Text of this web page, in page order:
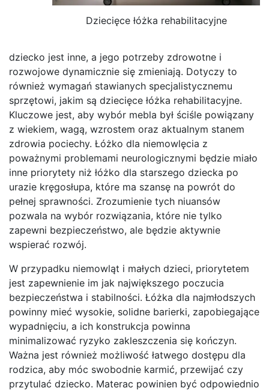
Dziecięce łóżka rehabilitacyjne
dziecko jest inne, a jego potrzeby zdrowotne i
rozwojowe dynamicznie się zmieniają. Dotyczy to
również wymagań stawianych specjalistycznemu
sprzętowi, jakim są dziecięce łóżka rehabilitacyjne.
Kluczowe jest, aby wybór mebla był ściśle powiązany
z wiekiem, wagą, wzrostem oraz aktualnym stanem
zdrowia pociechy. Łóżko dla niemowlęcia z
poważnymi problemami neurologicznymi będzie miało
inne priorytety niż łóżko dla starszego dziecka po
urazie kręgosłupa, które ma szansę na powrót do
pełnej sprawności. Zrozumienie tych niuansów
pozwala na wybór rozwiązania, które nie tylko
zapewni bezpieczeństwo, ale będzie aktywnie
wspierać rozwój.
W przypadku niemowląt i małych dzieci, priorytetem
jest zapewnienie im jak największego poczucia
bezpieczeństwa i stabilności. Łóżka dla najmłodszych
powinny mieć wysokie, solidne barierki, zapobiegające
wypadnięciu, a ich konstrukcja powinna
minimalizować ryzyko zakleszczenia się kończyn.
Ważna jest również możliwość łatwego dostępu dla
rodzica, aby móc swobodnie karmić, przewijać czy
przytulać dziecko. Materac powinien być odpowiednio